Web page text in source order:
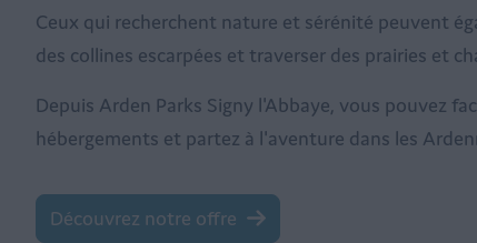
Ceux qui recherchent nature et sérénité peuvent
des collines escarpées et traverser des prairies et
Depuis Arden Parks Signy l'Abbaye, vous pouvez
hébergements et partez à l'aventure dans les
Découvrez notre offre